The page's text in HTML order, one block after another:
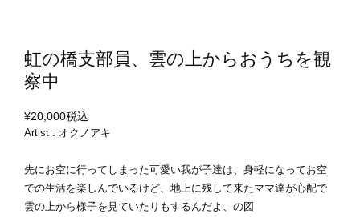
虹の橋支部員、雲の上からおうちを観
察中
¥20,000税込
Artist : オクノアキ
先にお空に行ってしまった可愛い我が子達は、身軽になってお空
での生活を楽しんでいるけど、地上に残して来たママ達が心配で
雲の上から様子を見ていたりもするんだよ、の図